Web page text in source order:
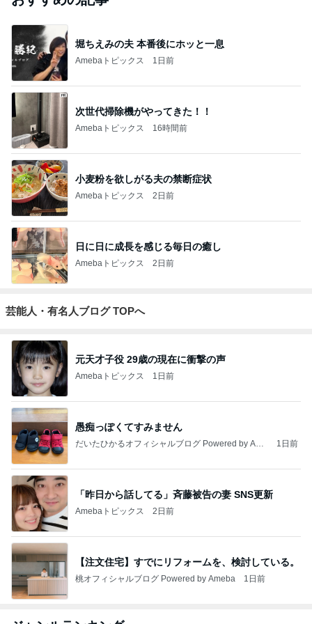
堀ちえみの夫 本番後にホッと一息
Amebaトピックス 1日前
次世代掃除機がやってきた！！
Amebaトピックス 16時間前
小麦粉を欲しがる夫の禁断症状
Amebaトピックス 2日前
日に日に成長を感じる毎日の癒し
Amebaトピックス 2日前
芸能人・有名人ブログ TOPへ
元天才子役 29歳の現在に衝撃の声
Amebaトピックス 1日前
愚痴っぽくてすみません
だいたひかるオフィシャルブログ Powered by Ame
1日前
「昨日から話してる」斉藤被告の妻 SNS更新
Amebaトピックス 2日前
【注文住宅】すでにリフォームを、検討している。
桃オフィシャルブログ Powered by Ameba 1日前